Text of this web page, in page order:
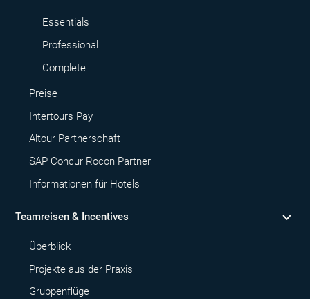
Essentials
Professional
Complete
Preise
Intertours Pay
Altour Partnerschaft
SAP Concur Rocon Partner
Informationen für Hotels
Teamreisen & Incentives
Überblick
Projekte aus der Praxis
Gruppenflüge